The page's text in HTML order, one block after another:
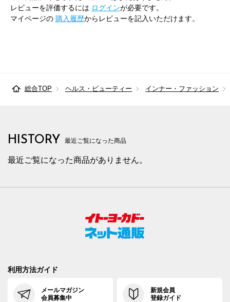
レビューを評価するには ログインが必要です。
マイページの 購入履歴からレビューを記入いただけます。
総合TOP ヘルス・ビューティー インナー・ファッション
HISTORY 最近ご覧になった商品
最近ご覧になった商品がありません。
利用方法ガイド
メールマガジン
会員募集中
新規会員
登録ガイド